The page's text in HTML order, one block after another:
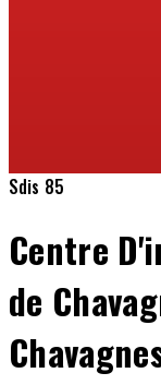
Sdis 85
Centre
de